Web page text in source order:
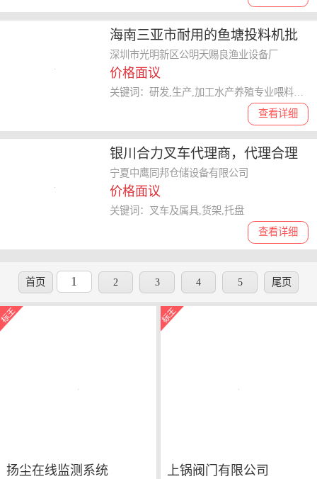
海南三亚市耐用的鱼塘投料机批
发价格 天赐良投料机欢迎咨询
深圳市光明新区公明天赐良渔业设备厂
价格面议
查看详细
银川合力叉车代理商，代理合理
叉车商家
宁夏中鹰同邦仓储设备有限公司
价格面议
查看详细
关键词：叉车及属具,货架,托盘
首页 1 2 3 4 5 尾页
扬尘在线监测系统 上锅阀门有限公司